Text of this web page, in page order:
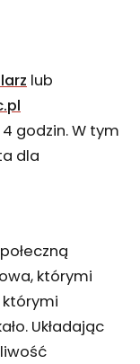
lub
godzin. W tym
dla
którymi
Układając